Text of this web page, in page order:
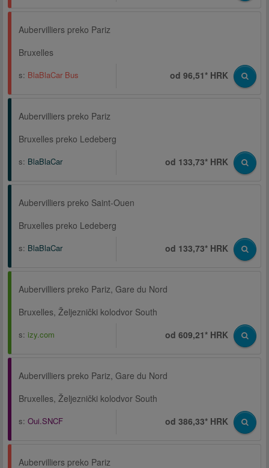
Aubervilliers preko Pariz
Bruxelles
s: BlaBlaCar Bus od 96,51* HRK
Aubervilliers preko Pariz
Bruxelles preko Ledeberg
s: BlaBlaCar od 133,73* HRK
Aubervilliers preko Saint-Ouen
Bruxelles preko Ledeberg
s: BlaBlaCar od 133,73* HRK
Aubervilliers preko Pariz, Gare du Nord
Bruxelles, Željeznički kolodvor South
s: izy.com od 609,21* HRK
Aubervilliers preko Pariz, Gare du Nord
Bruxelles, Željeznički kolodvor South
s: Oui.SNCF od 386,33* HRK
Aubervilliers preko Pariz